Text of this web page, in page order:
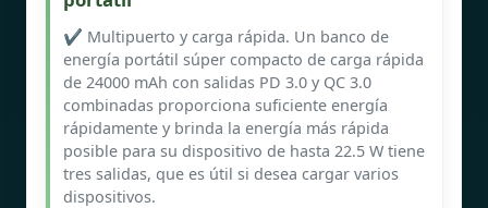
✔️ Multipuerto y carga rápida. Un banco de
energía portátil súper compacto de carga rápida
de 24000 mAh con salidas PD 3.0 y QC 3.0
combinadas proporciona suficiente energía
rápidamente y brinda la energía más rápida
posible para su dispositivo de hasta 22.5 W tiene
tres salidas, que es útil si desea cargar varios
dispositivos.